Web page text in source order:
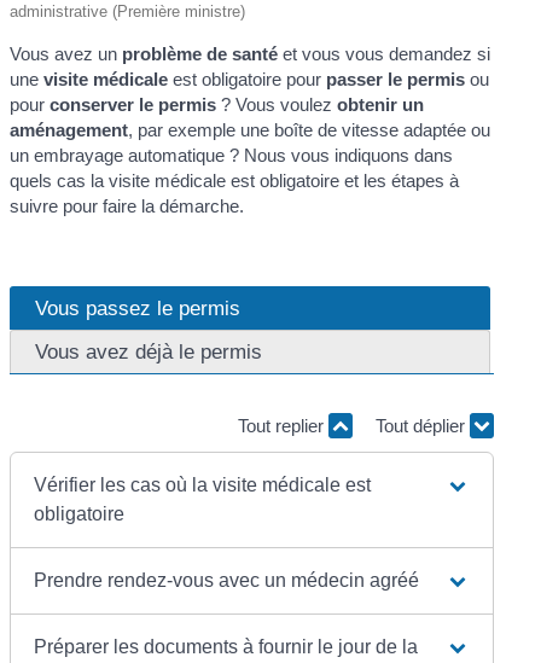
administrative (Première ministre)
Vous avez un problème de santé et vous vous demandez si
unevisite médicale est obligatoire pour passer le permis ou
pourconserver le permis ? Vous voulezobtenir un
aménagement, par exemple une boîte de vitesse adaptée ou
un embrayage automatique ? Nous vous indiquons dans
quels cas la visite médicale est obligatoire et les étapes à
suivre pour faire la démarche.
Vous passez le permis
Vous avez déjà le permis
Tout replier Tout déplier
Vérifier les cas où la visite médicale est
obligatoire
Prendre rendez-vous avec un médecin agréé
Préparer les documents à fournir le jour de la